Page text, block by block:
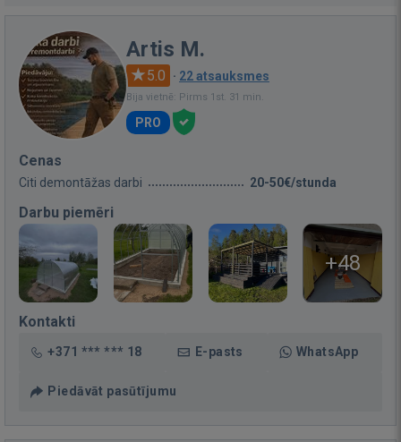
Artis M.
5.0 · 22 atsauksmes
Bija vietnē: Pirms 1st. 31 min.
PRO
Cenas
Citi demontāžas darbi 20-50€/stunda
Darbu piemēri
+48
Kontakti
+371 *** *** 18 E-pasts WhatsApp
Piedāvāt pasūtījumu